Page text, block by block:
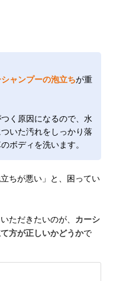
ャンプーの泡立ちが重
く原因になるので、水
いた汚れをしっかり落
ボディを洗います。
ちが悪い」と、困ってい
ただきたいのが、 カーシ
方が正しいかどうかで